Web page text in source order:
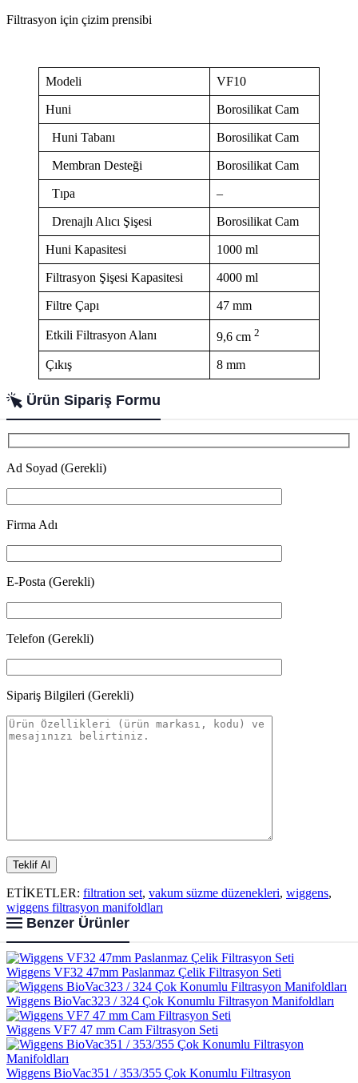
Filtrasyon için çizim prensibi
Modeli VF10
Huni Borosilikat Cam
Huni Tabanı Borosilikat Cam
Membran Desteği Borosilikat Cam
Tıpa –
Drenajlı Alıcı Şişesi Borosilikat Cam
Huni Kapasitesi 1000 ml
Filtrasyon Şişesi Kapasitesi 4000 ml
Filtre Çapı 47 mm
Etkili Filtrasyon Alanı 9,6 cm 2
Çıkış 8 mm
Ürün Sipariş Formu
Ad Soyad (Gerekli)
Firma Adı
E-Posta (Gerekli)
Telefon (Gerekli)
Sipariş Bilgileri (Gerekli)
ETİKETLER: filtration set, vakum süzme düzenekleri, wiggens,
wiggens filtrasyon manifoldları
Benzer Ürünler
Wiggens VF32 47mm Paslanmaz Çelik Filtrasyon Seti
Wiggens BioVac323 / 324 Çok Konumlu Filtrasyon Manifoldları
Wiggens VF7 47 mm Cam Filtrasyon Seti
Wiggens BioVac351 / 353/355 Çok Konumlu Filtrasyon